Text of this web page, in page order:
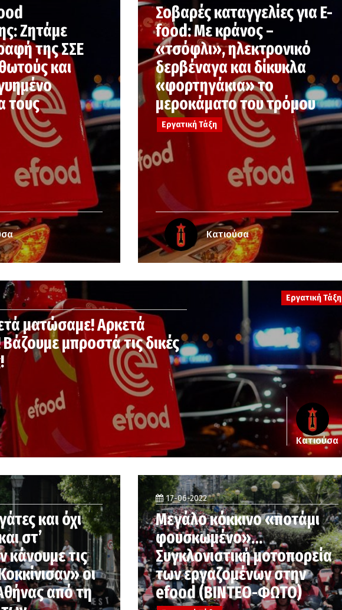
Ζητάμε
της ΣΣΕ
και
τους
Σοβαρές καταγγελίες για E-
food: Με κράνος –
«τσόφλι», ηλεκτρονικό
δερβέναγα και δίκυκλα
«φορτηγάκια» το
μεροκάματο του τρόμου
Εργατική Τάξη
Κατιούσα
Εργατική Τάξη
ματώσαμε! Αρκετά
μπροστά τις δικές
Κατιούσα
και όχι
στ’
κάνουμε τις
οι
από τη
17-06-2022
Μεγάλο κόκκινο «ποτάμι
φουσκωμένο»…
Συγκλονιστική μοτοπορεία
των εργαζομένων στην
efood (ΒΙΝΤΕΟ-ΦΩΤΟ)